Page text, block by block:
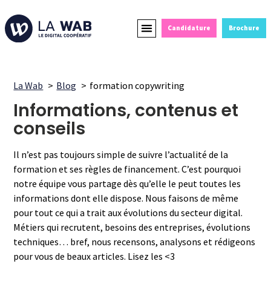
Candidature Brochure
La Wab Blog formation copywriting
Informations, contenus et
conseils
Il n’est pas toujours simple de suivre l’actualité de la
formation et ses règles de financement. C’est pourquoi
notre équipe vous partage dès qu’elle le peut toutes les
informations dont elle dispose. Nous faisons de même
pour tout ce qui a trait aux évolutions du secteur digital.
Métiers qui recrutent, besoins des entreprises, évolutions
techniques… bref, nous recensons, analysons et rédigeons
pour vous de beaux articles. Lisez les <3